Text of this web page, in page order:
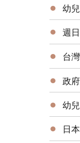
● 幼
● 週
● 台
● 政
● 幼
● 日